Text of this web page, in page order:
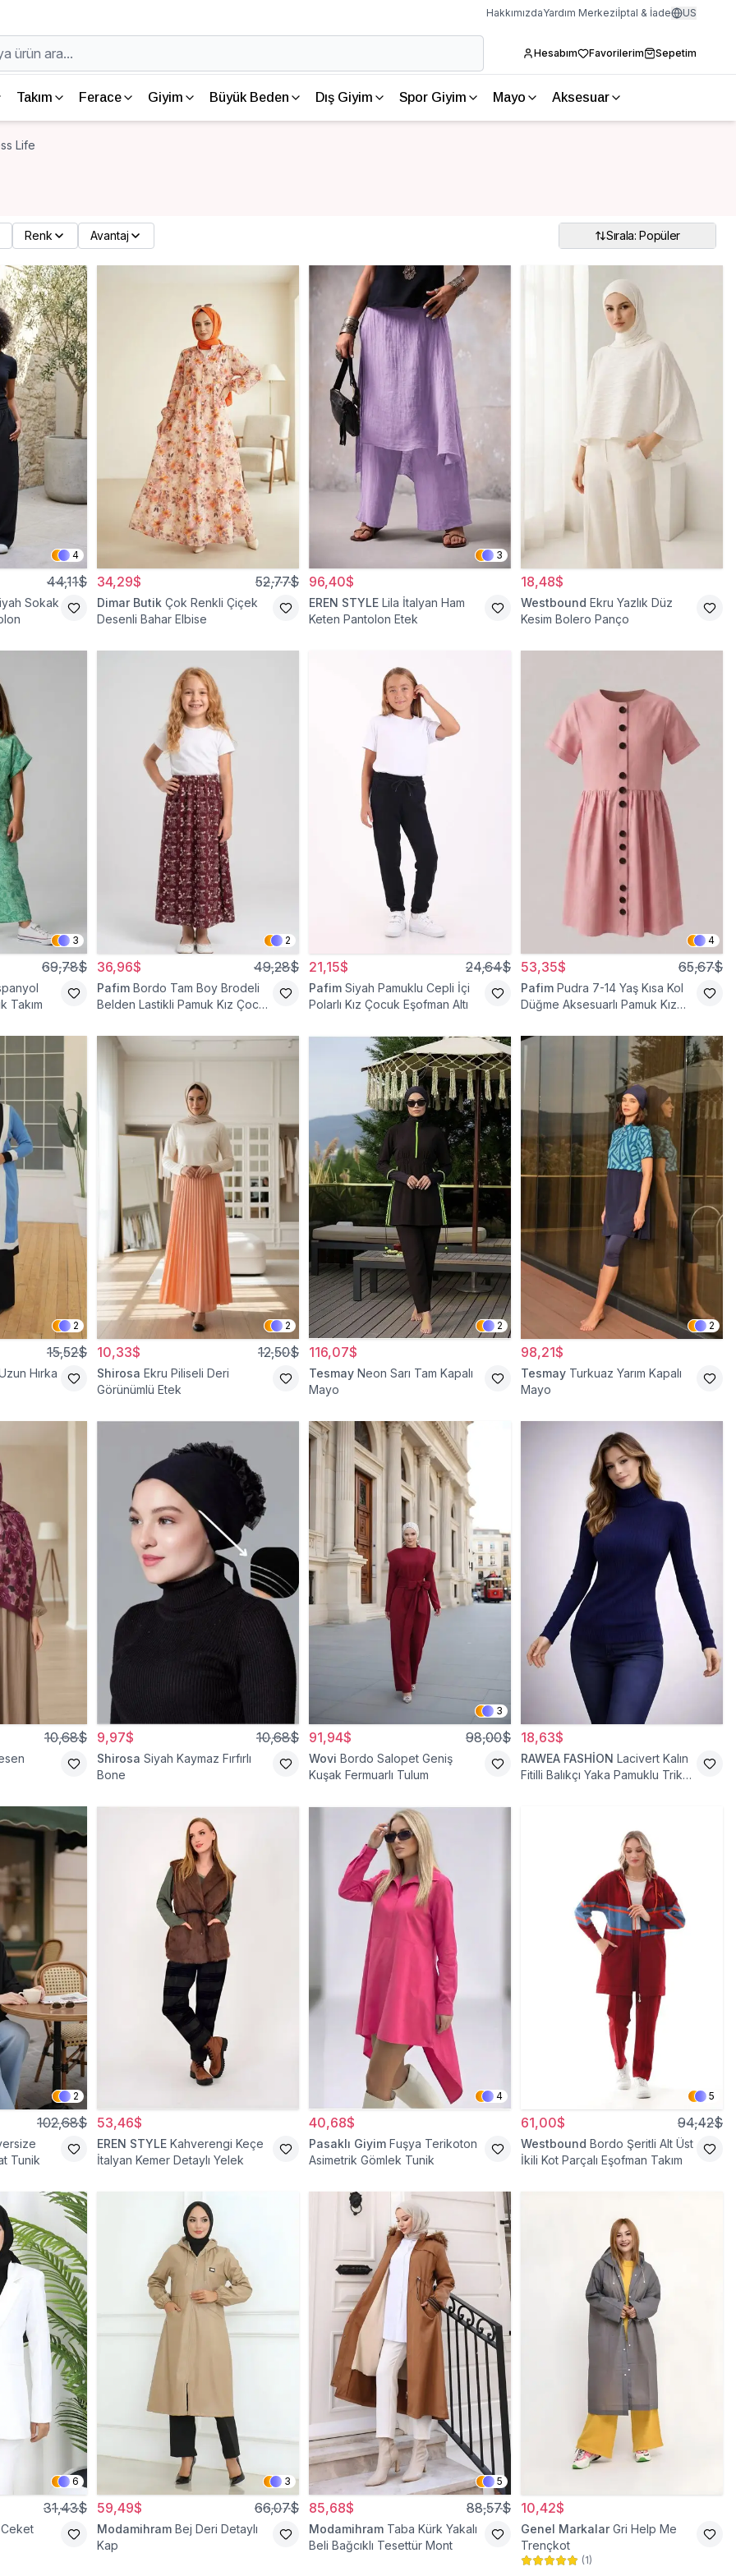
HakkımızdaYardım Merkeziİptal & İade US
Hesabım Favorilerim Sepetim
Takım Ferace Giyim Büyük Beden Dış Giyim Spor Giyim Mayo Aksesuar
Life
Renk Avantaj Sırala: Popüler
4
44,11$
Sokak
34,29$ 52,77$
Dimar Butik Çok Renkli Çiçek
Desenli Bahar Elbise
3
96,40$
EREN STYLE Lila İtalyan Ham
Keten Pantolon Etek
18,48$
Westbound Ekru Yazlık Düz
Kesim Bolero Panço
3
69,78$
Takım
2
36,96$ 49,28$
Pafim Bordo Tam Boy Brodeli
Belden Lastikli Pamuk Kız Çocuk
21,15$ 24,64$
Pafim Siyah Pamuklu Cepli İçi
Polarlı Kız Çocuk Eşofman Altı
4
53,35$ 65,67$
Pafim Pudra 7-14 Yaş Kısa Kol
Düğme Aksesuarlı Pamuk Kız
2
15,52$
Hırka
2
10,33$ 12,50$
Shirosa Ekru Piliseli Deri
Görünümlü Etek
2
116,07$
Tesmay Neon Sarı Tam Kapalı
Mayo
2
98,21$
Tesmay Turkuaz Yarım Kapalı
Mayo
10,68$ 9,97$ 10,68$
Shirosa Siyah Kaymaz Fırfırlı
Bone
3
91,94$ 98,00$
Wovi Bordo Salopet Geniş
Kuşak Fermuarlı Tulum
18,63$
RAWEA FASHİON Lacivert Kalın
Fitilli Balıkçı Yaka Pamuklu Triko
2
102,68$
Tunik
53,46$
EREN STYLE Kahverengi Keçe
İtalyan Kemer Detaylı Yelek
4
40,68$
Pasaklı Giyim Fuşya Terikoton
Asimetrik Gömlek Tunik
5
61,00$ 94,42$
Westbound Bordo Şeritli Alt Üst
İkili Kot Parçalı Eşofman Takım
6
31,43$
3
59,49$ 66,07$
Modamihram Bej Deri Detaylı
Kap
5
85,68$ 88,57$
Modamihram Taba Kürk Yakalı
Beli Bağcıklı Tesettür Mont
10,42$
Genel Markalar Gri Help Me
Trençkot
(1)